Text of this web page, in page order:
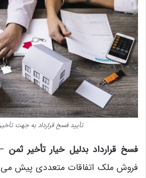
تأیید فسخ قرارداد به جهت
فسخ قرارداد بدلیل خیار تأخیر ثمن
فروش ملک اتفاقات متعددی پیش